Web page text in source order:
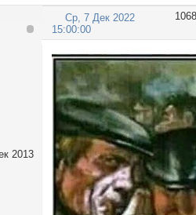
1068
Ср, 7 Дек 2022
15:00:00
2013